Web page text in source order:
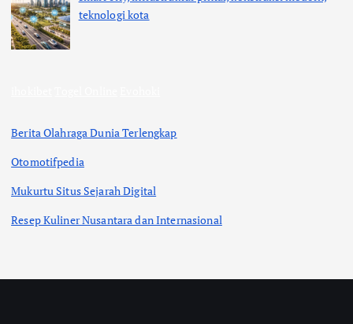
teknologi kota
Berita Olahraga Dunia Terlengkap
Otomotifpedia
Mukurtu Situs Sejarah Digital
Resep Kuliner Nusantara dan Internasional